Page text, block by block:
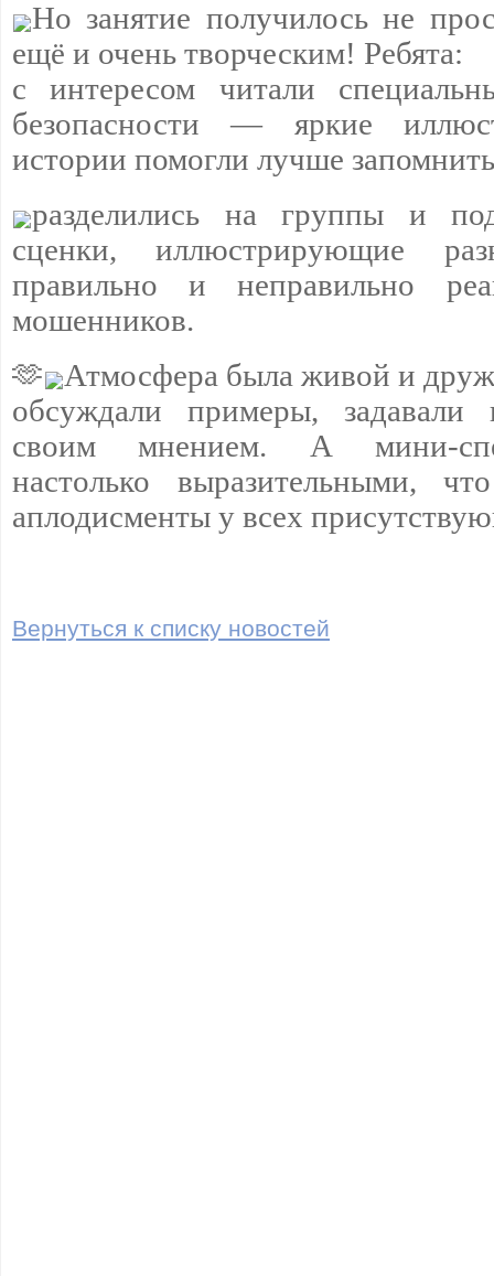
Но занятие получилось не
ещё и очень творческим! Ребята:
с интересом читали
безопасности — яркие
истории помогли лучше
разделились на группы и
сценки, иллюстрирующие
правильно и неправильно
мошенников.
🫶
Атмосфера была живой и
обсуждали примеры,
своим мнением. А
настолько выразительными,
аплодисменты у всех
Вернуться к списку новостей